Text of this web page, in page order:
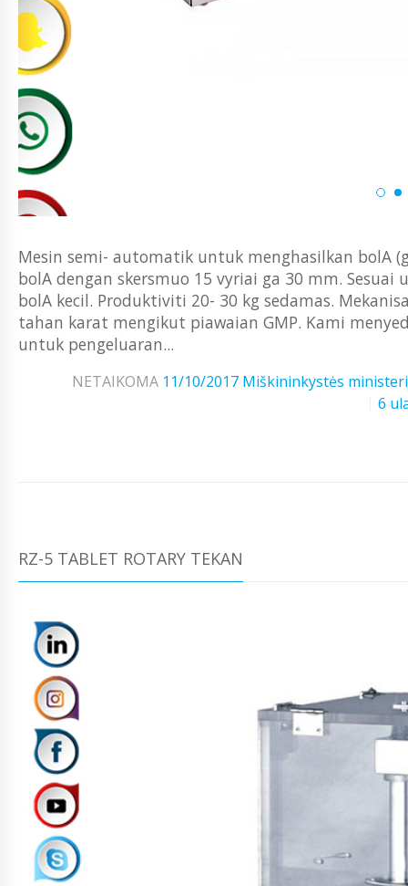
Mesin semi- automatik untuk menghasilkan bolA
bolA dengan skersmuo 15 vyriai ga 30 mm.
bolA kecil. Produktiviti 20- 30 kg sedamas.
tahan karat mengikut piawaian GMP. Kami
untuk pengeluaran...
NETAIKOMA 11/10/2017 Miškininkystės
6
RZ-5 TABLET ROTARY TEKAN